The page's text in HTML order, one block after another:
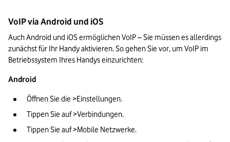
VoIP via Android und iOS
Auch Android und iOS ermöglichen VoIP – Sie müssen es allerdings
zunächst für Ihr Handy aktivieren. So gehen Sie vor, um VoIP im
Betriebssystem Ihres Handys einzurichten:
Android
Öffnen Sie die >Einstellungen.
Tippen Sie auf >Verbindungen.
Tippen Sie auf >Mobile Netzwerke.